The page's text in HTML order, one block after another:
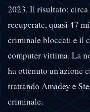
2023. Il risultato:
recuperate, quasi 47
criminale bloccati e il
computer vittima. La
ha ottenuto un'azione
trattando Amadey e
criminale.